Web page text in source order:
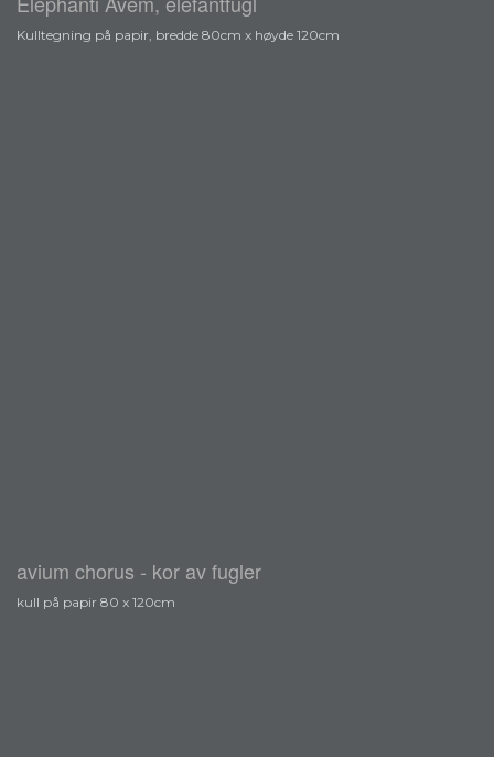
Kulltegning på papir, bredde 80cm x høyde 120cm
avium chorus - kor av fugler
kull på papir 80 x 120cm